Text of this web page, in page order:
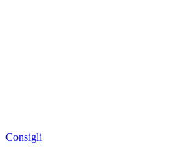
Consigli